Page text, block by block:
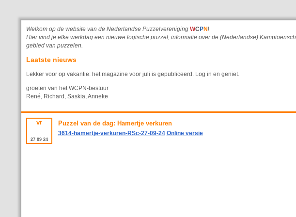
Welkom op de website van de Nederlandse Puzzelvereniging WC PN !
Hier vind je elke werkdag een nieuwe logische puzzel, informatie over de (Nederlandse)
gebied van puzzelen.
Laatste nieuws
Lekker voor op vakantie: het magazine voor juli is gepubliceerd. Log in en geniet.
groeten van het WCPN-bestuur
René, Richard, Saskia, Anneke
vr
27 09 24
Puzzel van de dag: Hamertje verkuren
3614-hamertje-verkuren-RSc-27-09-24 Online versie